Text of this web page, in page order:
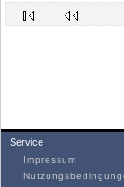
Service
Impressum